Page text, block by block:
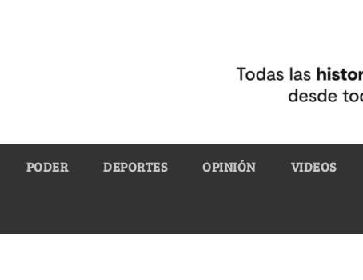
PODER DEPORTES OPINIÓN VIDEOS